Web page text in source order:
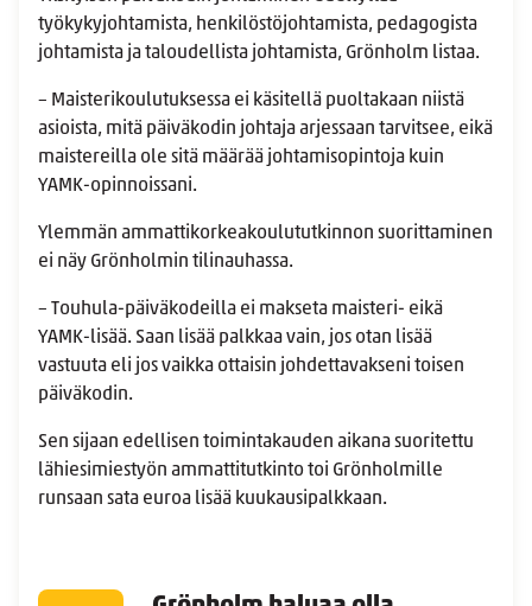
työkykyjohtamista, henkilöstöjohtamista, pedagogista
johtamista ja taloudellista johtamista, Grönholm listaa.
– Maisterikoulutuksessa ei käsitellä puoltakaan niistä
asioista, mitä päiväkodin johtaja arjessaan tarvitsee, eikä
maistereilla ole sitä määrää johtamisopintoja kuin
YAMK-opinnoissani.
Ylemmän ammattikorkeakoulututkinnon suorittaminen
ei näy Grönholmin tilinauhassa.
– Touhula-päiväkodeilla ei makseta maisteri- eikä
YAMK-lisää. Saan lisää palkkaa vain, jos otan lisää
vastuuta eli jos vaikka ottaisin johdettavakseni toisen
päiväkodin.
Sen sijaan edellisen toimintakauden aikana suoritettu
lähiesimiestyön ammattitutkinto toi Grönholmille
runsaan sata euroa lisää kuukausipalkkaan.